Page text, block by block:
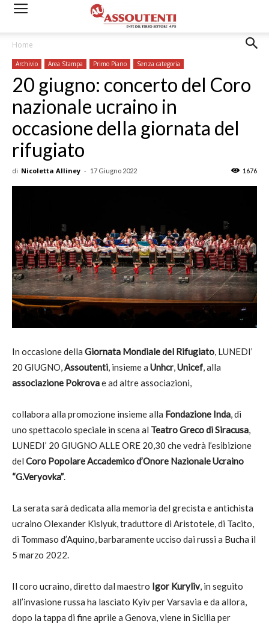
Home
Archivio Area Stampa Primo Piano Senza categoria
20 giugno: concerto del Coro
nazionale ucraino in
occasione della giornata del
rifugiato
di Nicoletta Alliney - 17 Giugno 2022 1676
In occasione della Giornata Mondiale del Rifugiato, LUNEDI’
20 GIUGNO,Assoutenti, insieme a Unhcr,Unicef, alla
associazione Pokrovae ad altre associazioni,
collabora alla promozione insieme alla Fondazione Inda, di
uno spettacolo speciale in scena al Teatro Greco di Siracusa,
LUNEDI’ 20 GIUGNO ALLE ORE 20,30 che vedrà l’esibizione
del Coro Popolare Accademico d’Onore Nazionale Ucraino
“G.Veryovka”.
La serata sarà dedicata alla memoria del grecista e antichista
ucraino Olexander Kislyuk, traduttore di Aristotele, di Tacito,
di Tommaso d’Aquino, barbaramente ucciso dai russi a Bucha il
5 marzo 2022.
Il coro ucraino, diretto dal maestro Igor Kuryliv, in seguito
all’invasione russa ha lasciato Kyiv per Varsavia e da allora,
dopo la tappa di fine aprile a Genova, viene in Sicilia per